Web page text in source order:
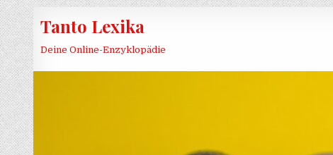
Skip to content
Tanto Lexika
Deine Online-Enzyklopädie